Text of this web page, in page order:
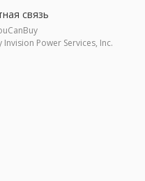
связь
Power Services, Inc.